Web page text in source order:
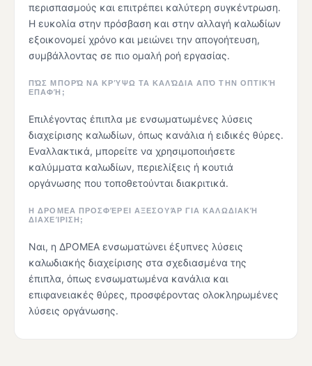
περισπασμούς και επιτρέπει καλύτερη συγκέντρωση.
Η ευκολία στην πρόσβαση και στην αλλαγή καλωδίων
εξοικονομεί χρόνο και μειώνει την απογοήτευση,
συμβάλλοντας σε πιο ομαλή ροή εργασίας.
ΠΏΣ ΜΠΟΡΏ ΝΑ ΚΡΎΨΩ ΤΑ ΚΑΛΏΔΙΑ ΑΠΌ ΤΗΝ ΟΠΤΙΚΉ
ΕΠΑΦΉ;
Επιλέγοντας έπιπλα με ενσωματωμένες λύσεις
διαχείρισης καλωδίων, όπως κανάλια ή ειδικές θύρες.
Εναλλακτικά, μπορείτε να χρησιμοποιήσετε
καλύμματα καλωδίων, περιελίξεις ή κουτιά
οργάνωσης που τοποθετούνται διακριτικά.
Η ΔΡΟΜΕΑ ΠΡΟΣΦΈΡΕΙ ΑΞΕΣΟΥΆΡ ΓΙΑ ΚΑΛΩΔΙΑΚΉ
ΔΙΑΧΕΊΡΙΣΗ;
Ναι, η ΔΡΟΜΕΑ ενσωματώνει έξυπνες λύσεις
καλωδιακής διαχείρισης στα σχεδιασμένα της
έπιπλα, όπως ενσωματωμένα κανάλια και
επιφανειακές θύρες, προσφέροντας ολοκληρωμένες
λύσεις οργάνωσης.